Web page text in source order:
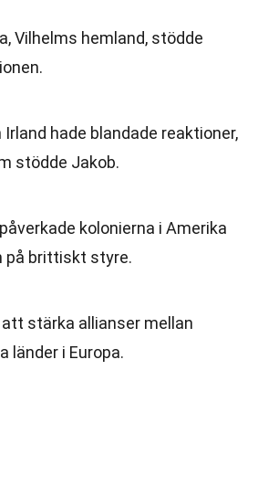
Vilhelms hemland, stödde
hade blandade reaktioner,
stödde Jakob.
kolonierna i Amerika
på brittiskt styre.
att stärka allianser mellan
länder i Europa.